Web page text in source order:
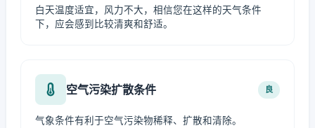
白天温度适宜，风力不大，相信您在这样的天气条件
下，应会感到比较清爽和舒适。
空气污染扩散条件 良
气象条件有利于空气污染物稀释、扩散和清除。